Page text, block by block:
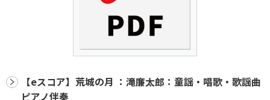
【eスコア】荒城の月 ：滝廉太郎：童謡・唱歌・歌謡曲
ピアノ伴奏